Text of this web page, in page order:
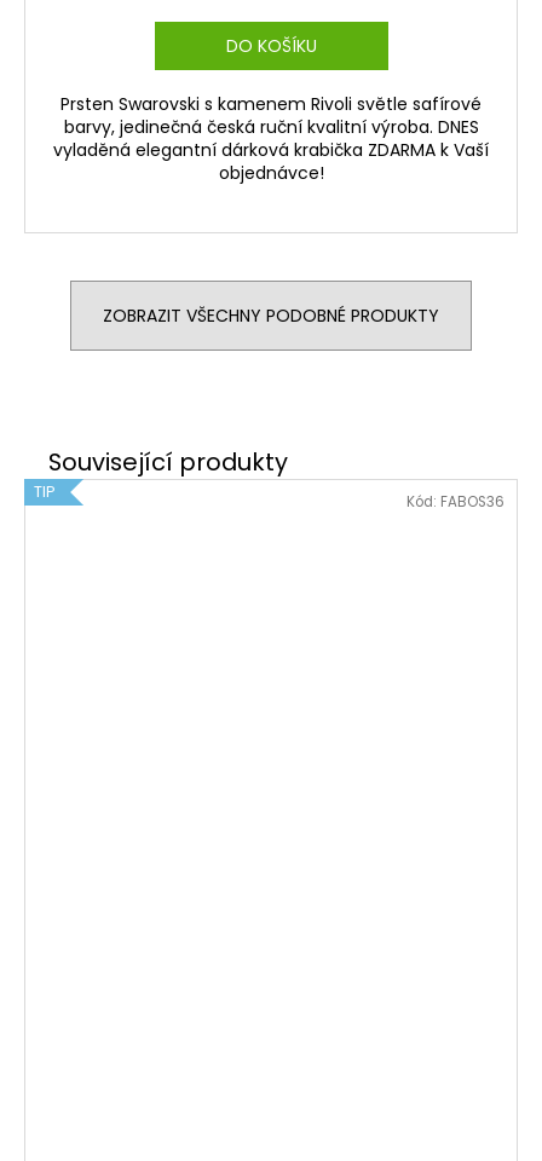
DO KOŠÍKU
Prsten Swarovski s kamenem Rivoli světle safírové
barvy, jedinečná česká ruční kvalitní výroba. DNES
vyladěná elegantní dárková krabička ZDARMA k Vaší
objednávce!
ZOBRAZIT VŠECHNY PODOBNÉ PRODUKTY
TIP Kód: FABOS36